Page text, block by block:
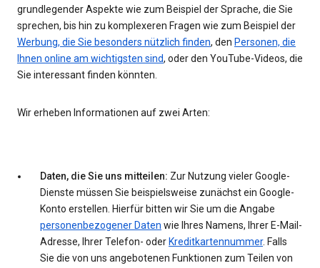
grundlegender Aspekte wie zum Beispiel der Sprache, die Sie
sprechen, bis hin zu komplexeren Fragen wie zum Beispiel der
Werbung, die Sie besonders nützlich finden, den Personen, die
Ihnen online am wichtigsten sind, oder den YouTube-Videos, die
Sie interessant finden könnten.
Wir erheben Informationen auf zwei Arten:
Daten, die Sie uns mitteilen: Zur Nutzung vieler Google-
Dienste müssen Sie beispielsweise zunächst ein Google-
Konto erstellen. Hierfür bitten wir Sie um die Angabe
personenbezogener Daten wie Ihres Namens, Ihrer E-Mail-
Adresse, Ihrer Telefon- oder Kreditkartennummer. Falls
Sie die von uns angebotenen Funktionen zum Teilen von